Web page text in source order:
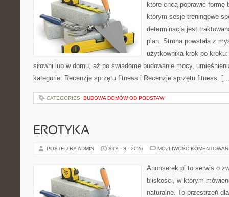
które chcą poprawić formę
którym sesje treningowe
determinacja jest
plan. Strona powstała z
użytkownika krok po
siłowni lub w domu, aż po świadome budowanie mocy,
kategorie: Recenzje sprzętu fitness i Recenzje sprzętu fitness.
CATEGORIES: BUDOWA DOMÓW OD PODSTAW
EROTYKA
POSTED BY ADMIN STY - 3 - 2026 MOŻLIWOŚĆ
Anonserek.pl to serwis o
bliskości, w którym
naturalne. To przestrzeń